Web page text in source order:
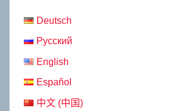
Deutsch
Русский
English
Español
中文 (中国)